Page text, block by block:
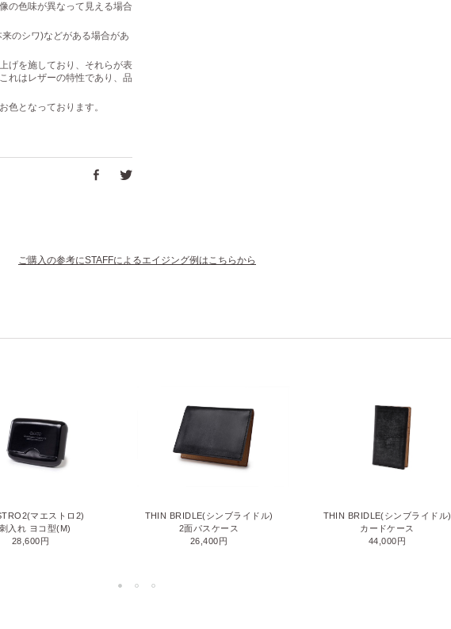
の色味が異なって見える場合
のシワ)などがある場合があ
げを施しており、それらが表
れはレザーの特性であり、品
となっております。
ご購入の参考にSTAFFによるエイジング例はこちらから
マエストロ2)
入れ ヨコ型(M)
28,600円
THIN BRIDLE(シンブライドル)
2面パスケース
26,400円
THIN BRIDLE(シンブライドル)
カードケース
44,000円